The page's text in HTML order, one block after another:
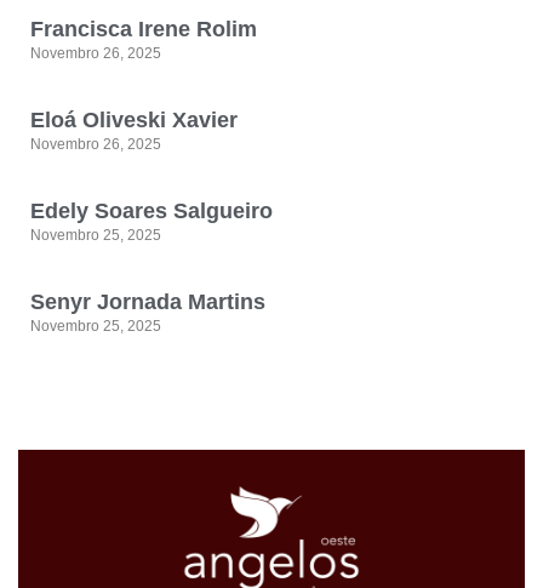
Francisca Irene Rolim
Novembro 26, 2025
Eloá Oliveski Xavier
Novembro 26, 2025
Edely Soares Salgueiro
Novembro 25, 2025
Senyr Jornada Martins
Novembro 25, 2025